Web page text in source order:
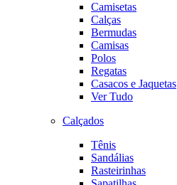
Camisetas
Calças
Bermudas
Camisas
Polos
Regatas
Casacos e Jaquetas
Ver Tudo
Calçados
Tênis
Sandálias
Rasteirinhas